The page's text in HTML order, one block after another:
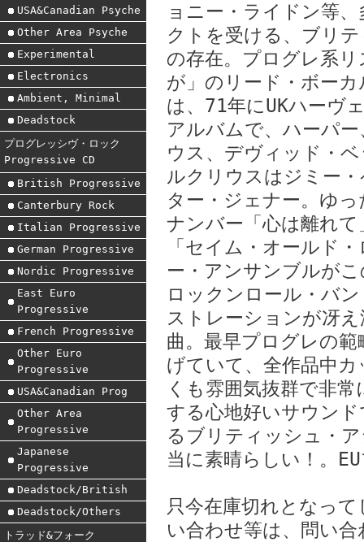
USA&Canadian Psyche
Other Area Psyche
Experimental
Electronics
Ambient, Minimal
Deadstock
プログレッシヴ・ロック
Progressive CD
British Progressive
Canterbury Rock
Italian Progressive
German Progressive
Nordic Progressive
East Euro
Progressive
French Progressive
Other Euro
Progressive
USA&Canadian Prog
Other Area
Progressive
Japanese
Progressive
Deadstock/British
Deadstock/Others
トラッド&フォーク
ョニー・ライドン等
クトを受ける、ブリ
の存在。プログレ系
が」のリード・ボー
は、71年にUKハーヴ
アルバムで、ハーパ
ウス、デヴィッド・
ルクリウスはジミー
ター・ジェナー。ゆ
ナンバー「心は離れ
「セイム・オールド
ー・アンサンブルが
ロックンロール・バ
ストレーションが冴
曲。最早プログレの
げていて、全作品中
くも雰囲気抜群で非
する心地好いサウン
るブリティッシュ・
当に素晴らしい！。
只今在庫切れとなっ
い合わせ等は、問い